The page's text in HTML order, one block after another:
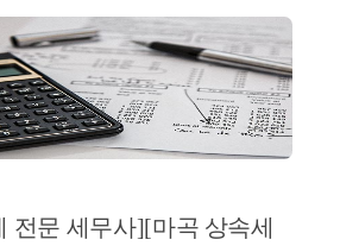
전문 세무사][마곡 상속세